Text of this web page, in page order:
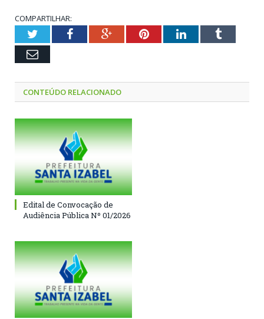
COMPARTILHAR:
TwitterFacebookGoogle+PinterestLinkedInTumblr
Email
CONTEÚDO RELACIONADO
Edital de Convocação de
Audiência Pública Nº 01/2026